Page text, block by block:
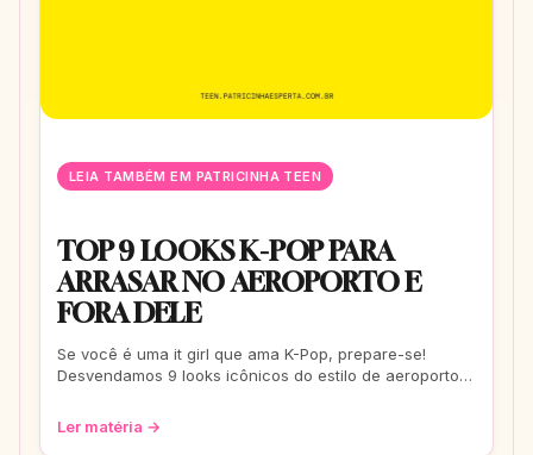
LEIA TAMBÉM EM PATRICINHA TEEN
TOP 9 LOOKS K-POP PARA
ARRASAR NO AEROPORTO E
FORA DELE
Se você é uma it girl que ama K-Pop, prepare-se!
Desvendamos 9 looks icônicos do estilo de aeroporto
Ler matéria →